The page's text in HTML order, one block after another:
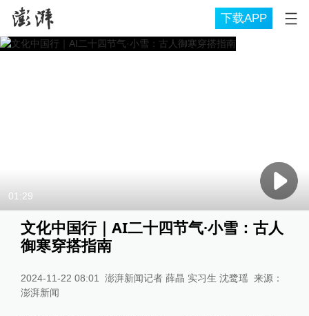
下载APP
01:29
文化中国行｜AI二十四节气·小雪：古人
御寒穿搭指南
2024-11-22 08:01 澎湃新闻记者 薛晶 实习生 沈鹭瑶 来源：
澎湃新闻